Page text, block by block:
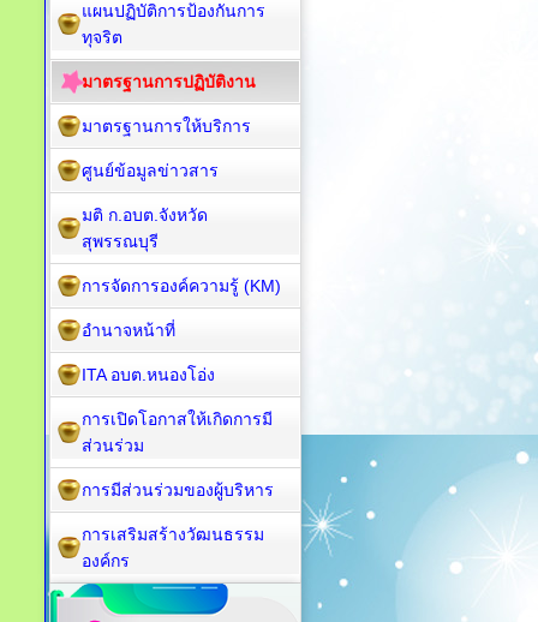
แผนปฏิบัติการป้องกันการ
ทุจริต
มาตรฐานการปฏิบัติงาน
มาตรฐานการให้บริการ
ศูนย์ข้อมูลข่าวสาร
มติ ก.อบต.จังหวัด
สุพรรณบุรี
การจัดการองค์ความรู้ (KM)
อำนาจหน้าที่
ITA อบต.หนองโอ่ง
การเปิดโอกาสให้เกิดการมี
ส่วนร่วม
การมีส่วนร่วมของผู้บริหาร
การเสริมสร้างวัฒนธรรม
องค์กร